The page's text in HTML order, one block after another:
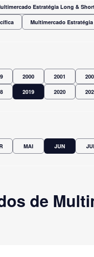
Estratégia Long &
Multimercado
2000 2001
2019 2020
MAI JUN
de